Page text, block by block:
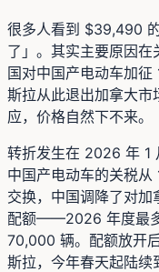
很多人看到 $39,490
了」。其实主要原因
国对中国产电动车加
斯拉从此退出加拿大市
应，价格自然下不来。
转折发生在 2026 年 1
中国产电动车的关税从
交换，中国调降了对加
配额——2026 年度最
70,000 辆。配额放开
斯拉，今年春天起陆